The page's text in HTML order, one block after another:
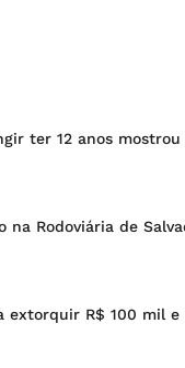
ter 12 anos
na Rodoviária de
R$ 100 mil e